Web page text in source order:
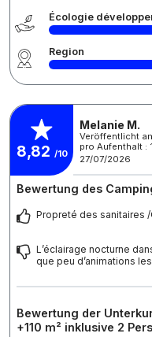
Écologie
Region
8,82 /10
Melanie M.
Veröffentlicht
pro Aufenthalt :
27/07/2026
Bewertung des
Propreté des sanitaires
L’éclairage nocturne
que peu d’animations
Bewertung der
+110 m² inklusive 2